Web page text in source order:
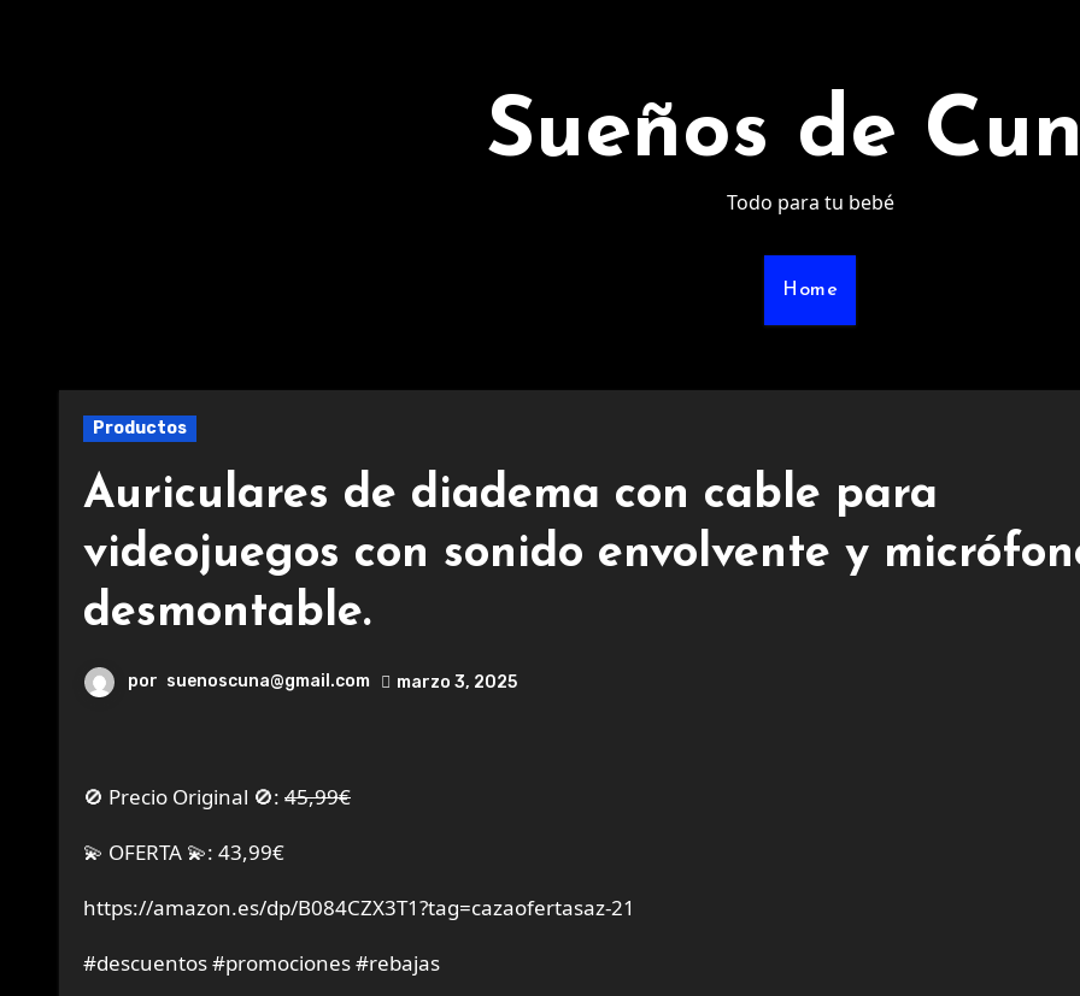
Sueños de
Todo para tu bebé
Home
Productos
Auriculares de diadema con cable para
videojuegos con sonido envolvente y
desmontable.
por suenoscuna@gmail.com marzo 3, 2025
🚫 Precio Original 🚫: 45,99€
💫 OFERTA 💫: 43,99€
https://amazon.es/dp/B084CZX3T1?tag=cazaofertasaz-21
#descuentos #promociones #rebajas